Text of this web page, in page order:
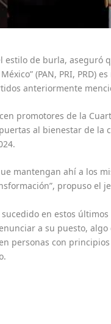
estilo de burla,
(PAN, PRI, PRD)
anteriormente
promotores de la
al bienestar de
mantengan ahí a los
propuso el
en estos
a su puesto,
personas con